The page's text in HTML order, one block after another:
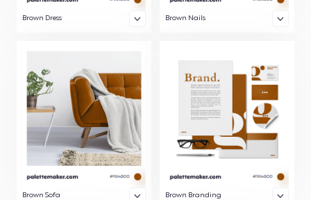
Brown Dress Brown Nails
Brown Sofa Brown Branding